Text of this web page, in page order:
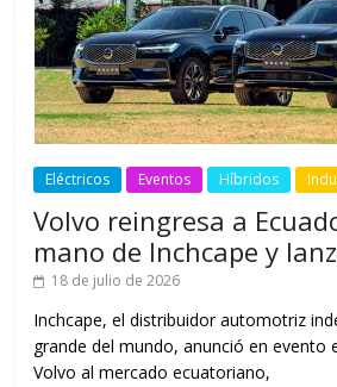
Eléctricos Eventos Híbridos
Volvo reingresa a
mano de Inchcape y
18 de julio de 2026
Inchcape, el distribuidor automotriz
grande del mundo, anunció en evento
Volvo al mercado ecuatoriano,